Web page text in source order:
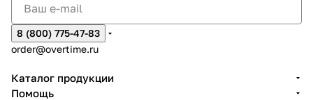
8 (800) 775-47-83
order@overtime.ru
Каталог продукции
Помощь